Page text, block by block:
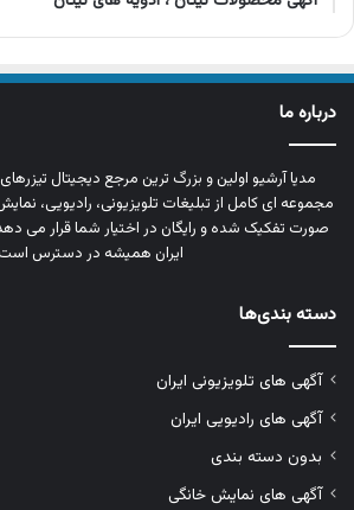
درباره ما
مدیا آرشیو اولین و بزرگ‌ ترین مرجع دیجیتال
مجموعه‌ ای کامل از تبلیغات تلویزیونی، رادیویی،
صورت تفکیک‌ شده و رایگان در اختیار شما قرار می‌
ایران همیشه در دسترس
دسته بندی‌ها
آگهی های تلویزیونی ایران
آگهی های رادیویی ایران
بدون دسته بندی
آگهی های نمایش خانگی